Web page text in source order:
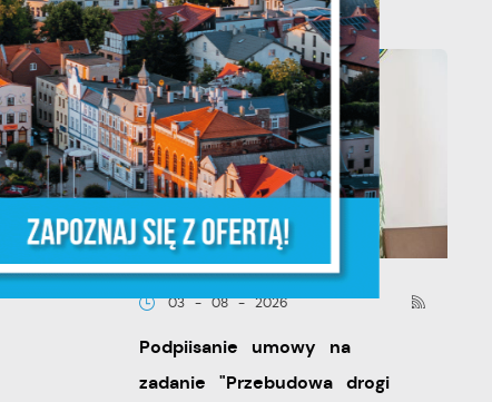
03 - 08 - 2026
Podpiisanie umowy na
zadanie "Przebudowa drogi